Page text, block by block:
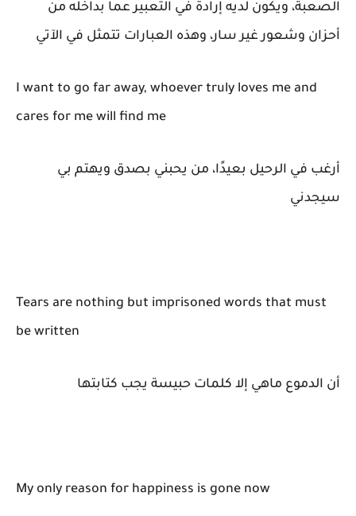
الصعبة، ويكون لديه إرادة في التعبير عما بداخله من
أحزان وشعور غير سار، وهذه العبارات تتمثل في الآتي
I want to go far away, whoever truly loves me and
cares for me will find me
أرغب في الرحيل بعيدًا، من يحبني بصدق ويهتم بي
سيجدني
Tears are nothing but imprisoned words that must
be written
أن الدموع ماهي إلا كلمات حبيسة يجب كتابتها
My only reason for happiness is gone now